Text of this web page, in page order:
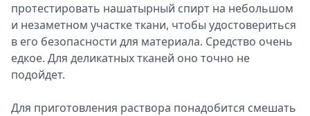
протестировать нашатырный спирт на небольшом
и незаметном участке ткани, чтобы удостовериться
в его безопасности для материала. Средство очень
едкое. Для деликатных тканей оно точно не
подойдет.
Для приготовления раствора понадобится смешать